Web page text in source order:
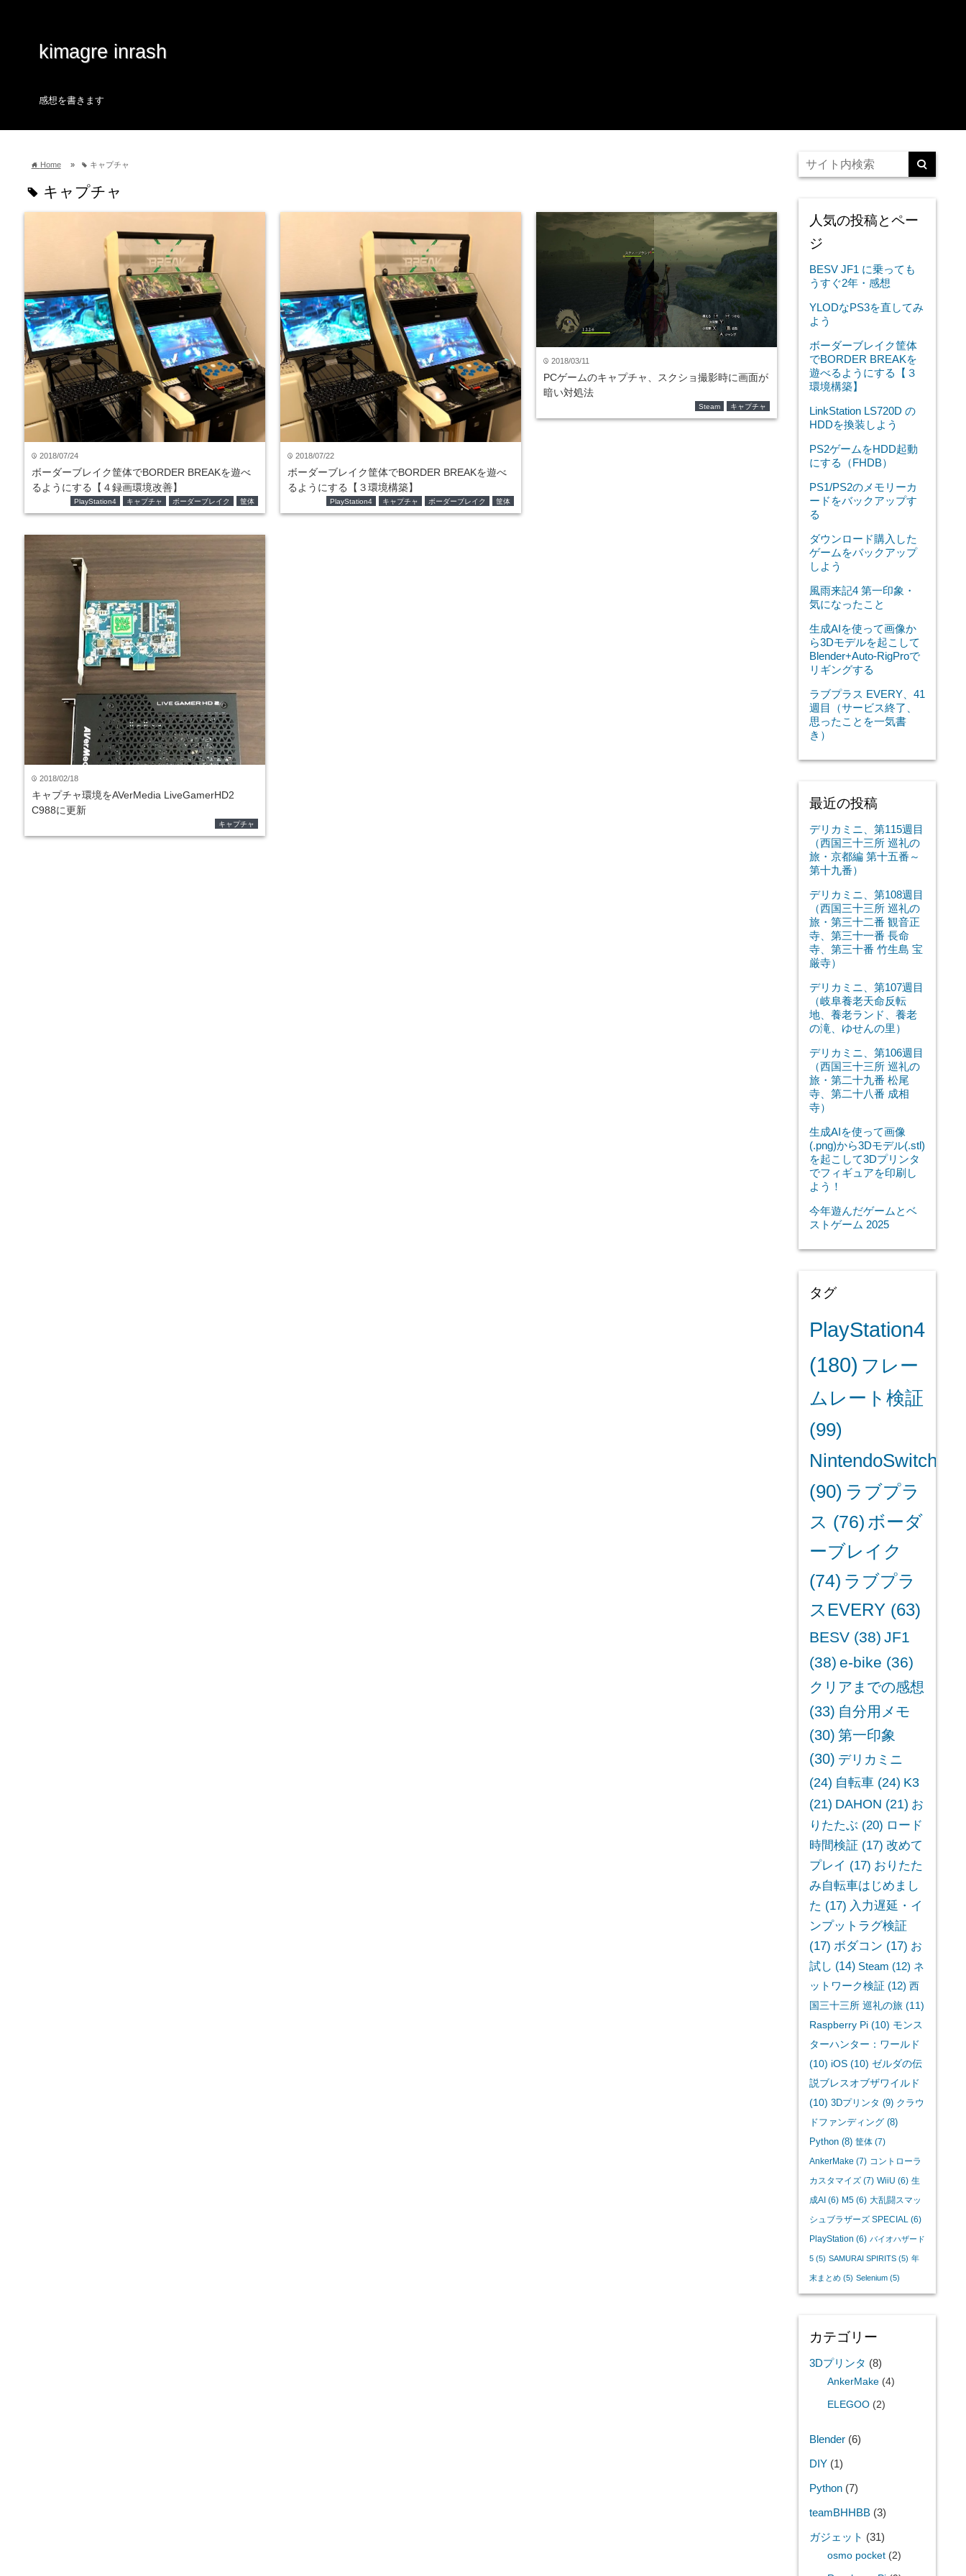
kimagre inrash
感想を書きます
home Home » tag キャプチャ
tag キャプチャ
time 2018/07/24
ボーダーブレイク筐体でBORDER BREAKを遊べ
るようにする【４録画環境改善】
PlayStation4 キャプチャ ボーダーブレイク 筐体
time 2018/07/22
ボーダーブレイク筐体でBORDER BREAKを遊べ
るようにする【３環境構築】
PlayStation4 キャプチャ ボーダーブレイク 筐体
time 2018/03/11
PCゲームのキャプチャ、スクショ撮影時に画面が
暗い対処法
Steam キャプチャ
time 2018/02/18
キャプチャ環境をAVerMedia LiveGamerHD2
C988に更新
キャプチャ
人気の投稿とペー
ジ
BESV JF1 に乗っても
うすぐ2年・感想
YLODなPS3を直してみ
よう
ボーダーブレイク筐体
でBORDER BREAKを
遊べるようにする【３
環境構築】
LinkStation LS720D の
HDDを換装しよう
PS2ゲームをHDD起動
にする（FHDB）
PS1/PS2のメモリーカ
ードをバックアップす
る
ダウンロード購入した
ゲームをバックアップ
しよう
風雨来記4 第一印象・
気になったこと
生成AIを使って画像か
ら3Dモデルを起こして
Blender+Auto-RigProで
リギングする
ラブプラス EVERY、41
週目（サービス終了、
思ったことを一気書
き）
最近の投稿
デリカミニ、第115週目
（西国三十三所 巡礼の
旅・京都編 第十五番～
第十九番）
デリカミニ、第108週目
（西国三十三所 巡礼の
旅・第三十二番 観音正
寺、第三十一番 長命
寺、第三十番 竹生島 宝
厳寺）
デリカミニ、第107週目
（岐阜養老天命反転
地、養老ランド、養老
の滝、ゆせんの里）
デリカミニ、第106週目
（西国三十三所 巡礼の
旅・第二十九番 松尾
寺、第二十八番 成相
寺）
生成AIを使って画像
(.png)から3Dモデル(.stl)
を起こして3Dプリンタ
でフィギュアを印刷し
よう！
今年遊んだゲームとベ
ストゲーム 2025
タグ
PlayStation4
(180) フレー
ムレート検証
(99)
NintendoSwitch
(90) ラブプラ
ス (76) ボーダ
ーブレイク
(74) ラブプラ
スEVERY(63)
BESV(38) JF1
(38) e-bike (36)
クリアまでの感想
(33) 自分用メモ
(30) 第一印象
(30) デリカミニ
(24) 自転車(24) K3
(21) DAHON (21) お
りたたぶ (20) ロード
時間検証 (17) 改めて
プレイ (17) おりたた
み自転車はじめまし
た (17) 入力遅延・イ
ンプットラグ検証
(17) ボダコン (17) お
試し (14) Steam (12) ネ
ットワーク検証 (12) 西
国三十三所 巡礼の旅(11)
Raspberry Pi(10) モンス
ターハンター：ワールド
(10) iOS(10) ゼルダの伝
説ブレスオブザワイルド
(10) 3Dプリンタ (9) クラウ
ドファンディング(8)
Python(8) 筐体(7)
AnkerMake (7) コントローラ
カスタマイズ(7) WiiU (6) 生
成AI (6) M5(6) 大乱闘スマッ
シュブラザーズ SPECIAL (6)
PlayStation (6) バイオハザード
5(5) SAMURAI SPIRITS(5) 年
末まとめ(5) Selenium(5)
カテゴリー
3Dプリンタ (8)
AnkerMake(4)
ELEGOO(2)
Blender(6)
DIY(1)
Python(7)
teamBHHBB(3)
ガジェット (31)
osmo pocket(2)